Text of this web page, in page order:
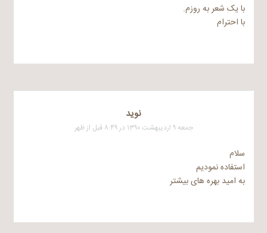
با یک شعر به روزم.
با احترام
نوید
جمعه ۹ اردیبهشت ۱۳۹۰ در ۸:۴۹ قبل از ظهر
سلام
استفاده نمودیم
به امید بهره های بیشتر